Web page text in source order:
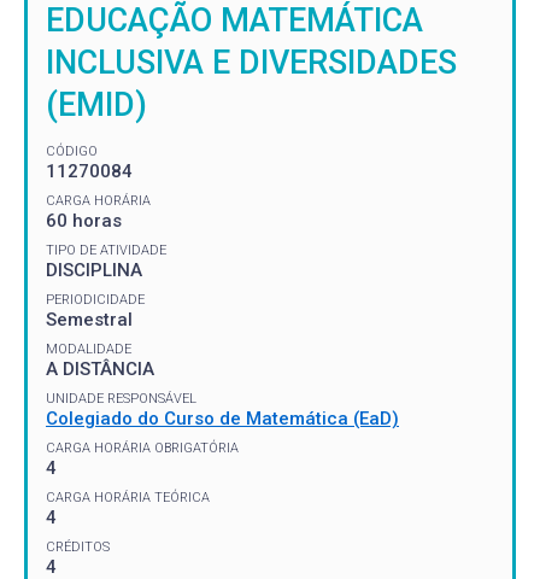
EDUCAÇÃO MATEMÁTICA
INCLUSIVA E DIVERSIDADES
(EMID)
CÓDIGO
11270084
CARGA HORÁRIA
60 horas
TIPO DE ATIVIDADE
DISCIPLINA
PERIODICIDADE
Semestral
MODALIDADE
A DISTÂNCIA
UNIDADE RESPONSÁVEL
Colegiado do Curso de Matemática (EaD)
CARGA HORÁRIA OBRIGATÓRIA
4
CARGA HORÁRIA TEÓRICA
4
CRÉDITOS
4